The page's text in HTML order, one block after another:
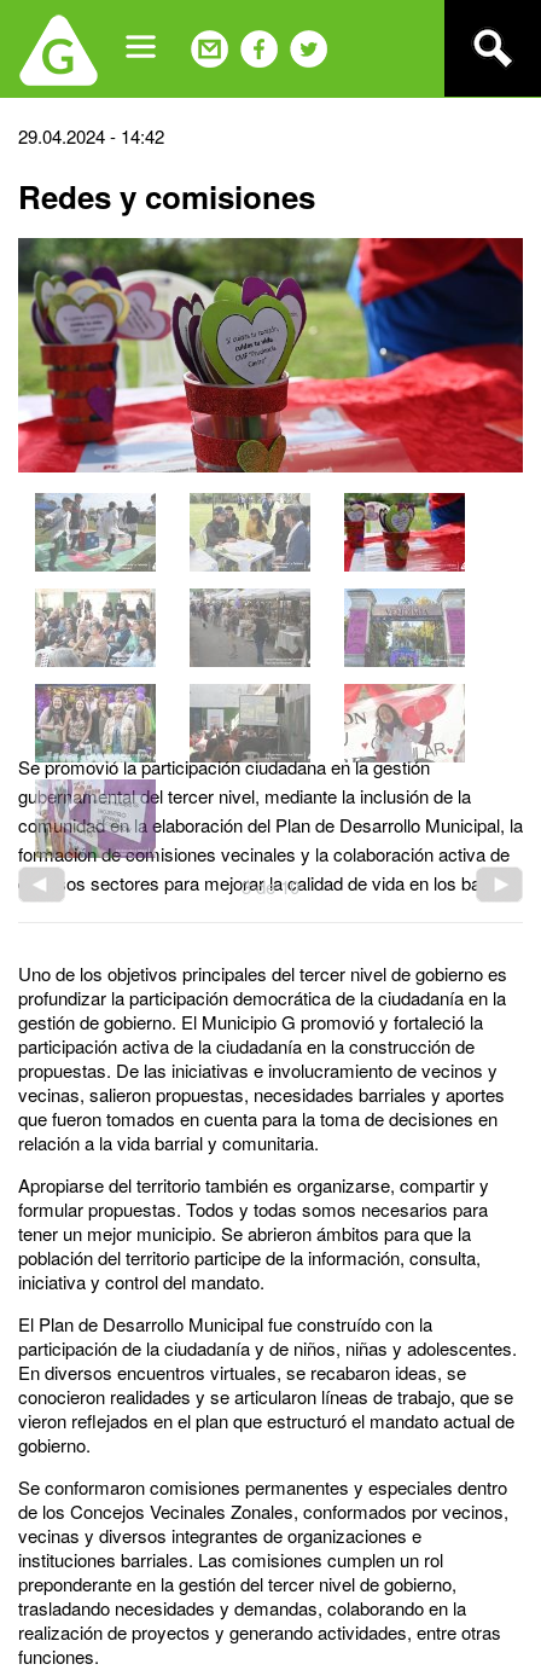
navigation
Back
top
29.04.2024 - 14:42
Redes y comisiones
3de10
Se promovió la participación ciudadana en la gestión
gubernamental del tercer nivel, mediante la inclusión de la
comunidad en la elaboración del Plan de Desarrollo Municipal, la
formación de comisiones vecinales y la colaboración activa de
diversos sectores para mejorar la calidad de vida en los barrios.
Uno de los objetivos principales del tercer nivel de gobierno es
profundizar la participación democrática de la ciudadanía en la
gestión de gobierno. El Municipio G promovió y fortaleció la
participación activa de la ciudadanía en la construcción de
propuestas. De las iniciativas e involucramiento de vecinos y
vecinas, salieron propuestas, necesidades barriales y aportes
que fueron tomados en cuenta para la toma de decisiones en
relación a la vida barrial y comunitaria.
Apropiarse del territorio también es organizarse, compartir y
formular propuestas. Todos y todas somos necesarios para
tener un mejor municipio. Se abrieron ámbitos para que la
población del territorio participe de la información, consulta,
iniciativa y control del mandato.
El Plan de Desarrollo Municipal fue construído con la
participación de la ciudadanía y de niños, niñas y adolescentes.
En diversos encuentros virtuales, se recabaron ideas, se
conocieron realidades y se articularon líneas de trabajo, que se
vieron reflejados en el plan que estructuró el mandato actual de
gobierno.
Se conformaron comisiones permanentes y especiales dentro
de los Concejos Vecinales Zonales, conformados por vecinos,
vecinas y diversos integrantes de organizaciones e
instituciones barriales. Las comisiones cumplen un rol
preponderante en la gestión del tercer nivel de gobierno,
trasladando necesidades y demandas, colaborando en la
realización de proyectos y generando actividades, entre otras
funciones.